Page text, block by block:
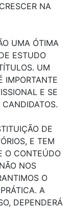
NA
UMA ÓTIMA
ESTUDO
UM
IMPORTANTE
E SE
DE
E TEM
O CONTEÚDO
NOS
O
A
DEPENDERÁ